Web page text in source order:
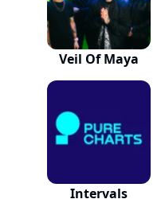
Veil Of Maya
Intervals